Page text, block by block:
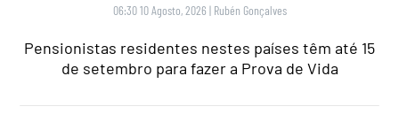
06:30 10 Agosto, 2026 | Rubén Gonçalves
Pensionistas residentes nestes países têm até 15
de setembro para fazer a Prova de Vida